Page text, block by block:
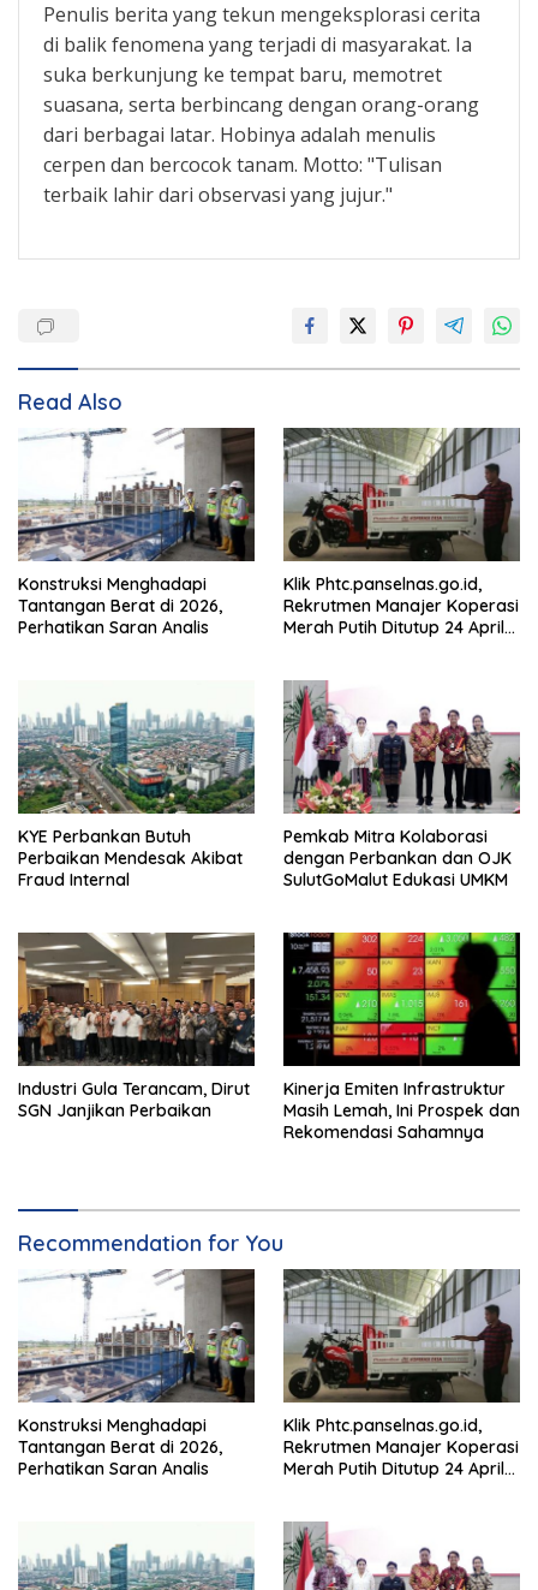
Penulis berita yang tekun mengeksplorasi cerita
di balik fenomena yang terjadi di masyarakat. Ia
suka berkunjung ke tempat baru, memotret
suasana, serta berbincang dengan orang-orang
dari berbagai latar. Hobinya adalah menulis
cerpen dan bercocok tanam. Motto: "Tulisan
terbaik lahir dari observasi yang jujur."
Read Also
Konstruksi Menghadapi
Tantangan Berat di 2026,
Perhatikan Saran Analis
Klik Phtc.panselnas.go.id,
Rekrutmen Manajer Koperasi
Merah Putih Ditutup 24 April
KYE Perbankan Butuh
Perbaikan Mendesak Akibat
Fraud Internal
Pemkab Mitra Kolaborasi
dengan Perbankan dan OJK
SulutGoMalut Edukasi UMKM
Industri Gula Terancam, Dirut
SGN Janjikan Perbaikan
Kinerja Emiten Infrastruktur
Masih Lemah, Ini Prospek dan
Rekomendasi Sahamnya
Recommendation for You
Konstruksi Menghadapi
Tantangan Berat di 2026,
Perhatikan Saran Analis
Klik Phtc.panselnas.go.id,
Rekrutmen Manajer Koperasi
Merah Putih Ditutup 24 April